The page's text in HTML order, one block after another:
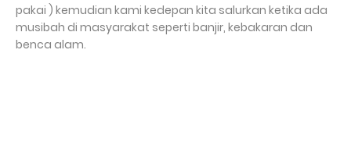
pakai ) kemudian kami kedepan kita salurkan ketika ada
musibah di masyarakat seperti banjir, kebakaran dan
benca alam.